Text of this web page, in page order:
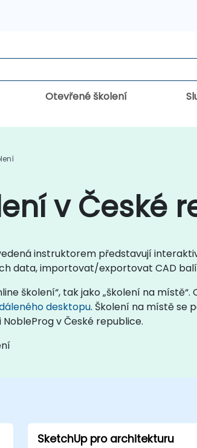
Otevřené školení
v České
instruktorem představují
data, importovat/exportovat CAD
školení“, tak jako „školení na
desktopu. Školení na místě se
v České republice.
SketchUp pro architekturu